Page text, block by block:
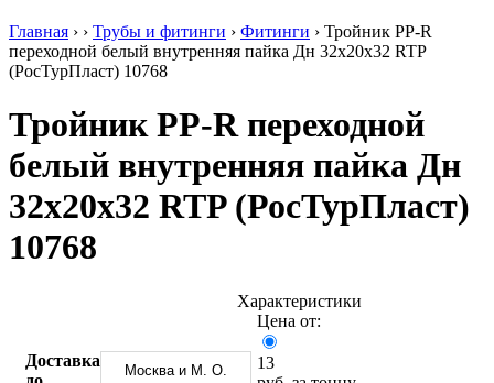
никельсодержащий
Трубы
нержавеющие
AISI
прямоугольные
Трубы
нержавеющие
электросварные
AISI
электросварные
нержавеющие
перфорированные
рифленый
Общестроительный
Плита
алюминиевая
Профиль
алюминиевый
(вентиляционный)
Тавр
Уголок
алюминиевый
Фольга
алюминиевая
Чушка
Труба
Отводы
стальные
Переходы
стальные
Главная › › Трубы и фитинги › Фитинги › Тройник PP-R
переходной белый внутренняя пайка Дн 32x20x32 RTP
(РосТурПласт) 10768
Тройник PP-R переходной
белый внутренняя пайка Дн
32x20x32 RTP (РосТурПласт)
10768
Характеристики
Цена от:
13
Доставка
Москва и М. О.